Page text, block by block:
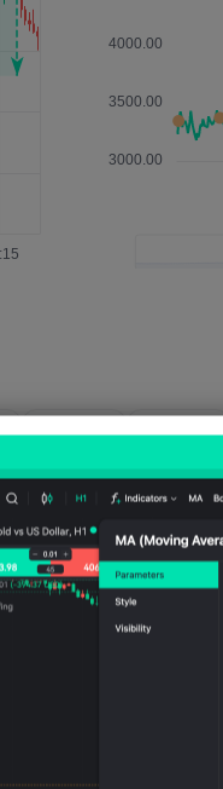
مؤشر
أسعار
المسته
لك
CPI
مؤشر
أسعار
المسته
لك
CPI